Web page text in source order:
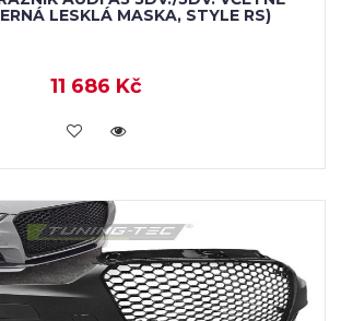
LESKLÁ MASKA, STYLE RS)
11 686 Kč
KOUPIT